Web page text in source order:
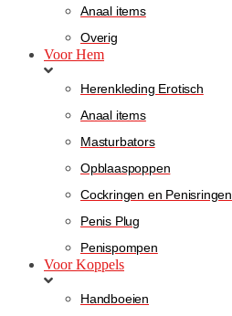
Anaal items
Overig
Voor Hem
Herenkleding Erotisch
Anaal items
Masturbators
Opblaaspoppen
Cockringen en Penisringen
Penis Plug
Penispompen
Voor Koppels
Handboeien